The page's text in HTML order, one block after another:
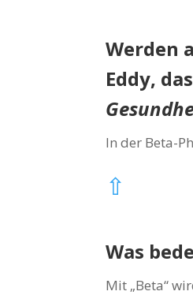
Werden
Eddy,
In der Beta-
⇧
Was
Mit „Beta“